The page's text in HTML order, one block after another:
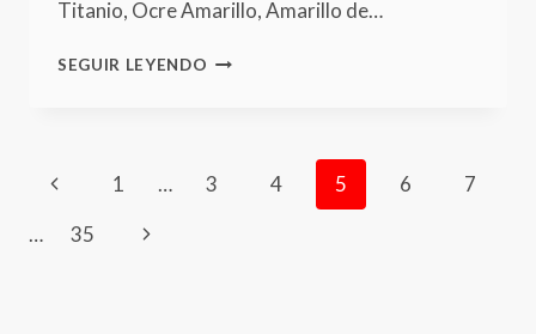
Titanio, Ocre Amarillo, Amarillo de…
SEGUIR LEYENDO DOS
PIEL
Page
navigation
Previous
Page
1 … 3 4 5 6
7
…
35
Next